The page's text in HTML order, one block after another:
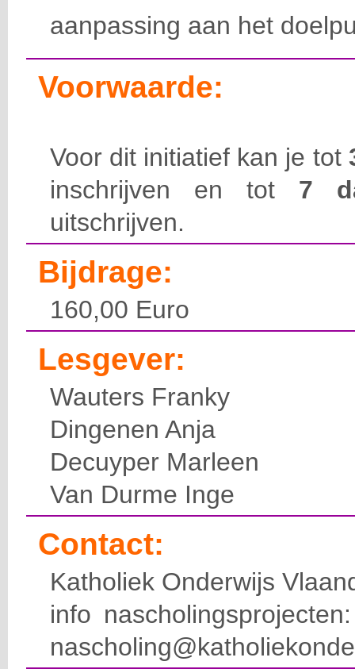
aanpassing aan het
Voorwaarde:
Voor dit initiatief kan je tot
inschrijven en tot 7
uitschrijven.
Bijdrage:
160,00 Euro
Lesgever:
Wauters Franky
Dingenen Anja
Decuyper Marleen
Van Durme Inge
Contact:
Katholiek Onderwijs
info